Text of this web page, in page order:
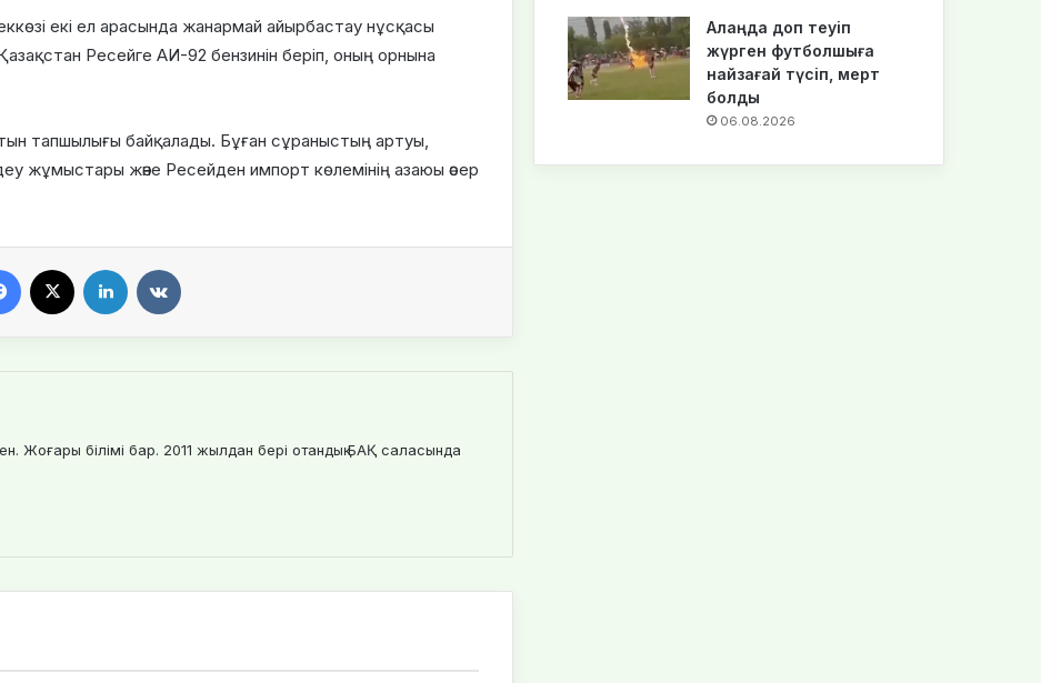
екі ел арасында жанармай айырбастау нұсқасы
Ресейге АИ-92 бензинін беріп, оның орнына
тапшылығы байқалады. Бұған сұраныстың артуы,
жұмыстары және Ресейден импорт көлемінің азаюы әсер
Жоғары білімі бар. 2011 жылдан бері отандық БАҚ саласында
Алаңда доп теуіп
жүрген футболшыға
найзағай түсіп, мерт
болды
06.08.2026